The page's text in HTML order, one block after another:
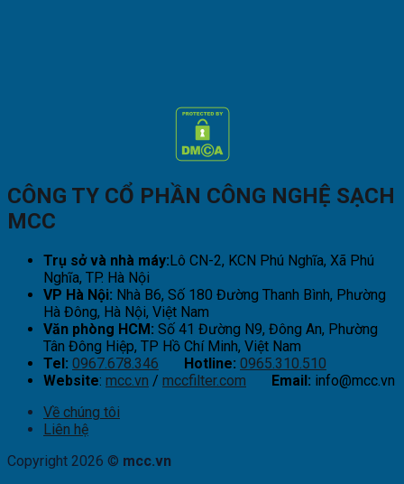
CÔNG TY CỔ PHẦN CÔNG NGHỆ SẠCH
MCC
Trụ sở và nhà máy:Lô CN-2, KCN Phú Nghĩa, Xã Phú
Nghĩa, TP. Hà Nội
VP Hà Nội: Nhà B6, Số 180 Đường Thanh Bình, Phường
Hà Đông, Hà Nội, Việt Nam
Văn phòng HCM: Số 41 Đường N9, Đông An, Phường
Tân Đông Hiệp, TP Hồ Chí Minh, Việt Nam
Tel: 0967.678.346 Hotline: 0965.310.510
Website: mcc.vn / mccfilter.com Email: info@mcc.vn
Về chúng tôi
Liên hệ
Copyright 2026 © mcc.vn